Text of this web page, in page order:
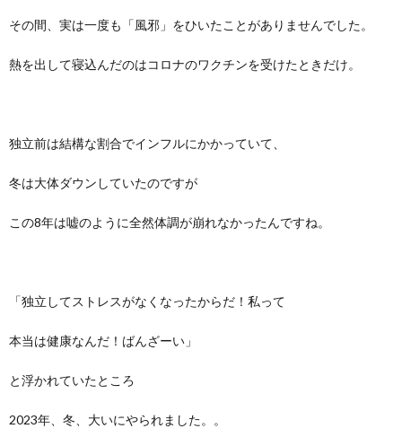
その間、実は一度も「風邪」をひいたことがありませんでした。
熱を出して寝込んだのはコロナのワクチンを受けたときだけ。
独立前は結構な割合でインフルにかかっていて、
冬は大体ダウンしていたのですが
この8年は嘘のように全然体調が崩れなかったんですね。
「独立してストレスがなくなったからだ！私って
本当は健康なんだ！ばんざーい」
と浮かれていたところ
2023年、冬、大いにやられました。。